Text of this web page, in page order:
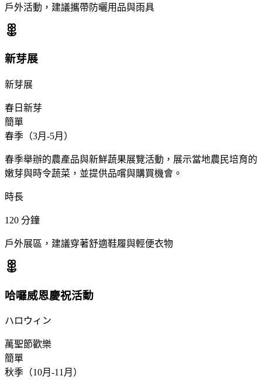
戶外活動，建議攜帶防曬用品與雨具
新芽展
新芽展
春日新芽
簡單
春季（3月-5月）
春季舉辦的農產品與新鮮蔬果展覽活動，展示當地農民培育的
嫩芽與時令蔬菜，並提供品嚐與購買機會。
時長
120 分鐘
戶外展區，建議穿著舒適鞋履與輕便衣物
哈囉威恩慶祝活動
ハロウィン
萬聖節歡樂
簡單
秋季（10月-11月）